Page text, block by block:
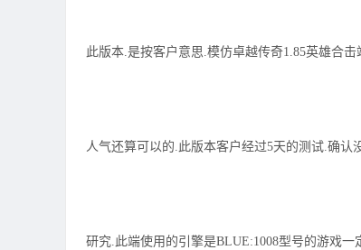
此版本.是按客户意思.模仿卓越传奇1.85英雄合
人气还算可以的.此版本客户经过5天的测试.确
研究.此端使用的引擎是BLUE:1008型号的游戏